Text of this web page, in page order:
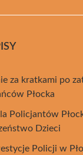
za kratkami po
Płocka
Policjantów
Dzieci
Policji w